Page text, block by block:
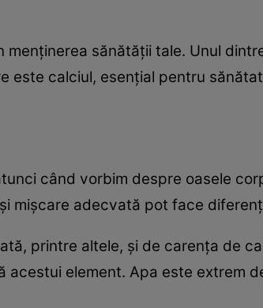
menţinerea sănătăţii tale. Unul
este calciul, esenţial pentru
când vorbim despre oasele
mişcare adecvată pot face
printre altele, şi de carenţa de
acestui element. Apa este extrem